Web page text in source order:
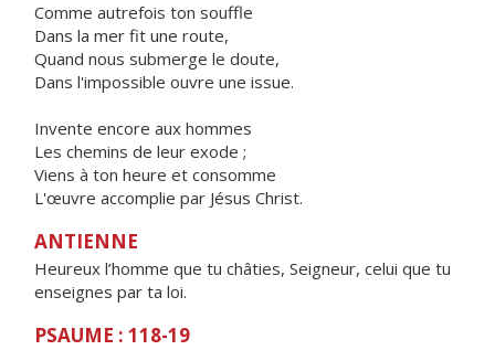
Comme autrefois ton souffle
Dans la mer fit une route,
Quand nous submerge le doute,
Dans l'impossible ouvre une issue.
Invente encore aux hommes
Les chemins de leur exode ;
Viens à ton heure et consomme
L'œuvre accomplie par Jésus Christ.
ANTIENNE
Heureux l’homme que tu châties, Seigneur, celui que tu
enseignes par ta loi.
PSAUME : 118-19